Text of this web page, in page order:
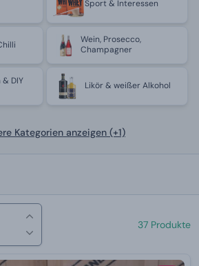
Sport & Interessen
Wein, Prosecco,
Champagner
DIY
Likör & weißer Alkohol
Kategorien anzeigen (+1)
37 Produkte